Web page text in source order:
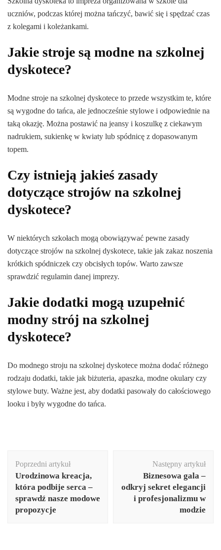
uczniów, podczas której można tańczyć, bawić się i spędzać czas
z kolegami i koleżankami.
Jakie stroje są modne na szkolnej
dyskotece?
Modne stroje na szkolnej dyskotece to przede wszystkim te, które
są wygodne do tańca, ale jednocześnie stylowe i odpowiednie na
taką okazję. Można postawić na jeansy i koszulkę z ciekawym
nadrukiem, sukienkę w kwiaty lub spódnicę z dopasowanym
topem.
Czy istnieją jakieś zasady
dotyczące strojów na szkolnej
dyskotece?
W niektórych szkołach mogą obowiązywać pewne zasady
dotyczące strojów na szkolnej dyskotece, takie jak zakaz noszenia
krótkich spódniczek czy obcisłych topów. Warto zawsze
sprawdzić regulamin danej imprezy.
Jakie dodatki mogą uzupełnić
modny strój na szkolnej
dyskotece?
Do modnego stroju na szkolnej dyskotece można dodać różnego
rodzaju dodatki, takie jak biżuteria, apaszka, modne okulary czy
stylowe buty. Ważne jest, aby dodatki pasowały do całościowego
looku i były wygodne do tańca.
wpisu
Poprzedni artykuł
Urodzinowa kreacja,
która podbije serca –
sprawdź nasze modowe
propozycje
Następny artykuł
Biznesowa gala –
odkryj sekret elegancji
i profesjonalizmu w
modzie